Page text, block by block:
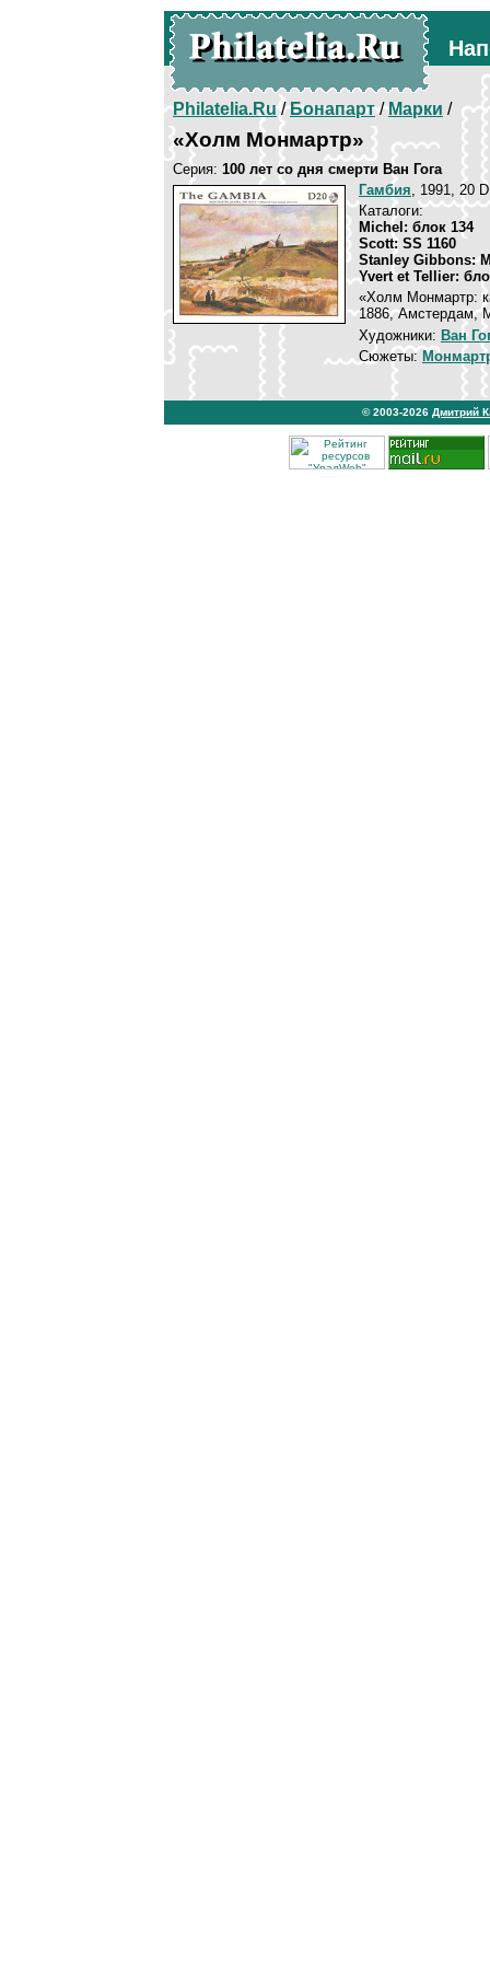
Philatelia.Ru/Бонапарт/Марки /
«Холм Монмартр»
Серия: 100 лет со дня смерти Ван Гога
Гамбия, 1991, 20
Каталоги:
Michel: блок 134
Scott: SS 1160
Stanley Gibbons:
Yvert et Tellier:
«Холм Монмартр:
1886, Амстердам,
Художники: Ван
Сюжеты:
© 2003-2026 Дмитрий